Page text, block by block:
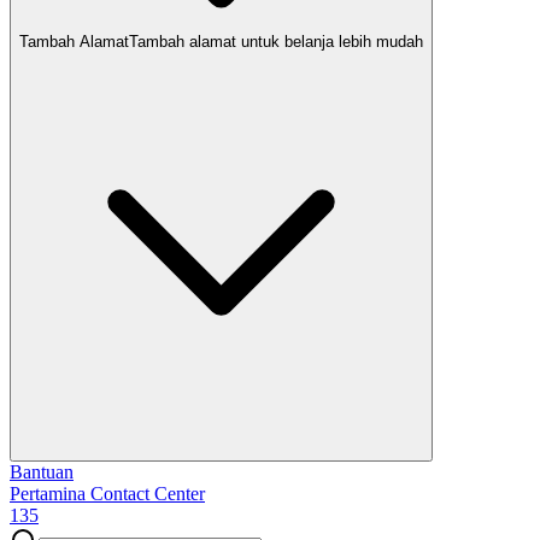
Tambah AlamatTambah alamat untuk belanja lebih mudah
Bantuan
Pertamina Contact Center
135